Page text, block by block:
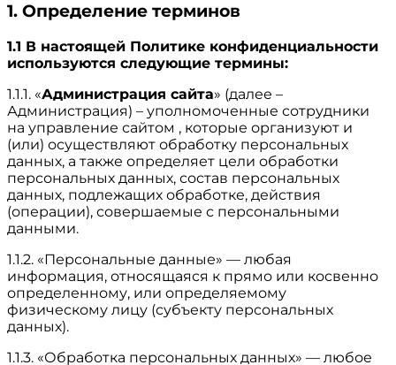
1. Определение терминов
1.1 В настоящей Политике конфиденциальности
используются следующие термины:
1.1.1. «Администрация сайта» (далее –
Администрация) – уполномоченные сотрудники
на управление сайтом , которые организуют и
(или) осуществляют обработку персональных
данных, а также определяет цели обработки
персональных данных, состав персональных
данных, подлежащих обработке, действия
(операции), совершаемые с персональными
данными.
1.1.2. «Персональные данные» — любая
информация, относящаяся к прямо или косвенно
определенному, или определяемому
физическому лицу (субъекту персональных
данных).
1.1.3. «Обработка персональных данных» — любое